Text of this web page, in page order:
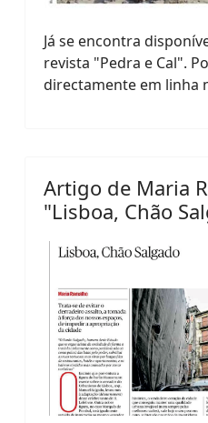
Já se encontra
revista "Pedra e Cal".
directamente em linha
Artigo de Maria
"Lisboa, Chão